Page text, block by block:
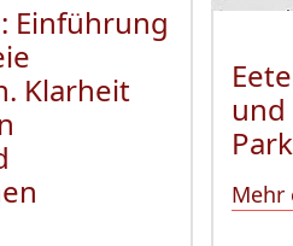
Einführung
Klarheit
und
Mehr